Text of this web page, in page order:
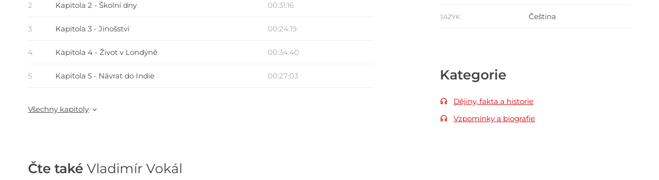
2 Kapitola 2 - Školní dny 00:31:16
3 Kapitola 3 - Jinošství 00:24:19
4 Kapitola 4 - Život v Londýně 00:34:40
5 Kapitola 5 - Návrat do Indie 00:27:03
Všechny kapitoly
JAZYK Čeština
Kategorie
Dějiny, fakta a historie
Vzpomínky a biografie
Čte také Vladimír Vokál